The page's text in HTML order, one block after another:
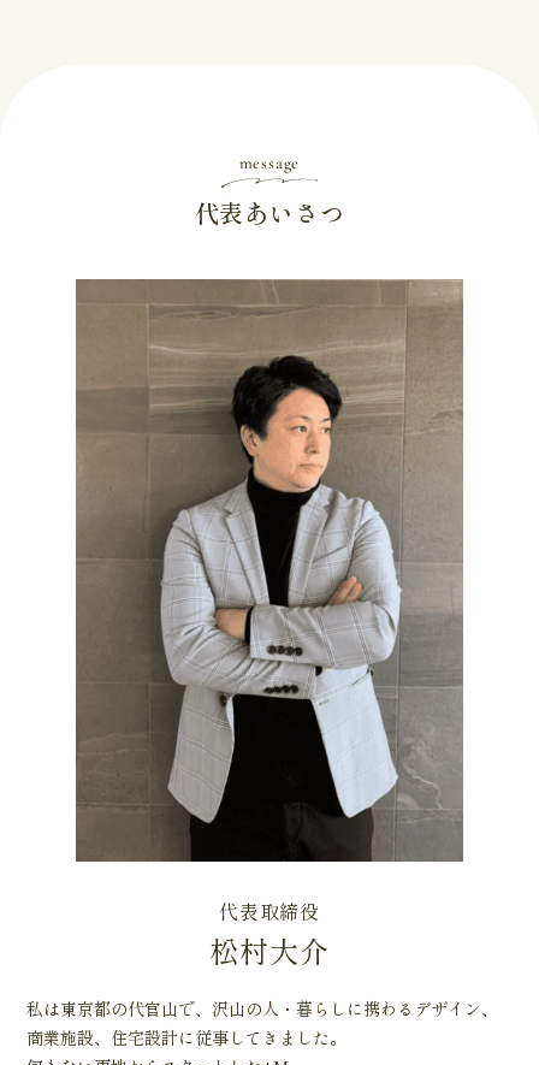
message
代表あいさつ
私は東京都の代官山で、沢山の人・暮らしに携わるデザイン、
商業施設、住宅設計に従事してきました。
代表取締役
松村大介